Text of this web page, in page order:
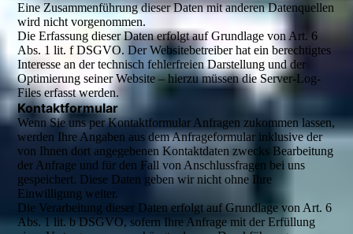
Eine Zusammenführung dieser Daten mit anderen Datenquellen
wird nicht vorgenommen.
Die Erfassung dieser Daten erfolgt auf Grundlage von Art. 6
Abs. 1 lit. f DSGVO. Der Websitebetreiber hat ein berechtigtes
Interesse an der technisch fehlerfreien Darstellung und der
Optimierung seiner Website – hierzu müssen die Server-Log-
Files erfasst werden.
Kontaktformular
Wenn Sie uns per Kontaktformular Anfragen zukommen lassen,
werden Ihre Angaben aus dem Anfrageformular inklusive der
von Ihnen dort angegebenen Kontaktdaten zwecks Bearbeitung
der Anfrage und für den Fall von Anschlussfragen bei uns
gespeichert. Diese Daten geben wir nicht ohne Ihre
Einwilligung weiter.
Die Verarbeitung dieser Daten erfolgt auf Grundlage von Art. 6
Abs. 1 lit. b DSGVO, sofern Ihre Anfrage mit der Erfüllung